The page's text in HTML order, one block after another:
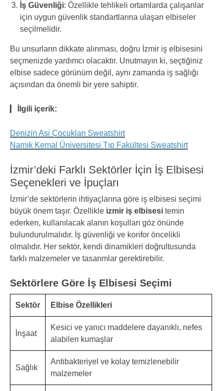
İş Güvenliği: Özellikle tehlikeli ortamlarda çalışanlar
için uygun güvenlik standartlarına ulaşan elbiseler
seçilmelidir.
Bu unsurların dikkate alınması, doğru İzmir iş elbisesini
seçmenizde yardımcı olacaktır. Unutmayın ki, seçtiğiniz
elbise sadece görünüm değil, aynı zamanda iş sağlığı
açısından da önemli bir yere sahiptir.
İlgili içerik:
Denizin Asi Çocukları Sweatshirt
Namık Kemal Üniversitesi Tıp Fakültesi Sweatshirt
İzmir’deki Farklı Sektörler İçin İş Elbisesi
Seçenekleri ve İpuçları
İzmir’de sektörlerin ihtiyaçlarına göre iş elbisesi seçimi
büyük önem taşır. Özellikle izmir iş elbisesi temin
ederken, kullanılacak alanın koşulları göz önünde
bulundurulmalıdır. İş güvenliği ve konfor öncelikli
olmalıdır. Her sektör, kendi dinamikleri doğrultusunda
farklı malzemeler ve tasarımlar gerektirebilir.
Sektörlere Göre İş Elbisesi Seçimi
Sektör Elbise Özellikleri
İnşaat
Kesici ve yanıcı maddelere dayanıklı, nefes
alabilen kumaşlar
Sağlık
Antibakteriyel ve kolay temizlenebilir
malzemeler